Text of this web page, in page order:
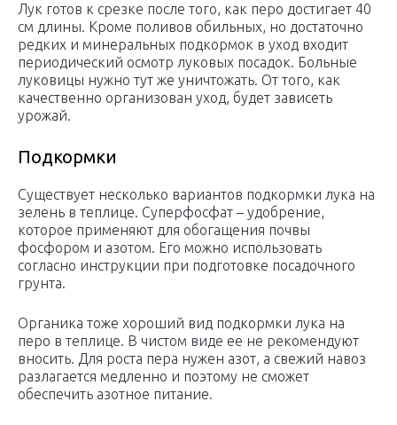
Лук готов к срезке после того, как перо достигает 40
см длины. Кроме поливов обильных, но достаточно
редких и минеральных подкормок в уход входит
периодический осмотр луковых посадок. Больные
луковицы нужно тут же уничтожать. От того, как
качественно организован уход, будет зависеть
урожай.
Подкормки
Существует несколько вариантов подкормки лука на
зелень в теплице. Суперфосфат – удобрение,
которое применяют для обогащения почвы
фосфором и азотом. Его можно использовать
согласно инструкции при подготовке посадочного
грунта.
Органика тоже хороший вид подкормки лука на
перо в теплице. В чистом виде ее не рекомендуют
вносить. Для роста пера нужен азот, а свежий навоз
разлагается медленно и поэтому не сможет
обеспечить азотное питание.